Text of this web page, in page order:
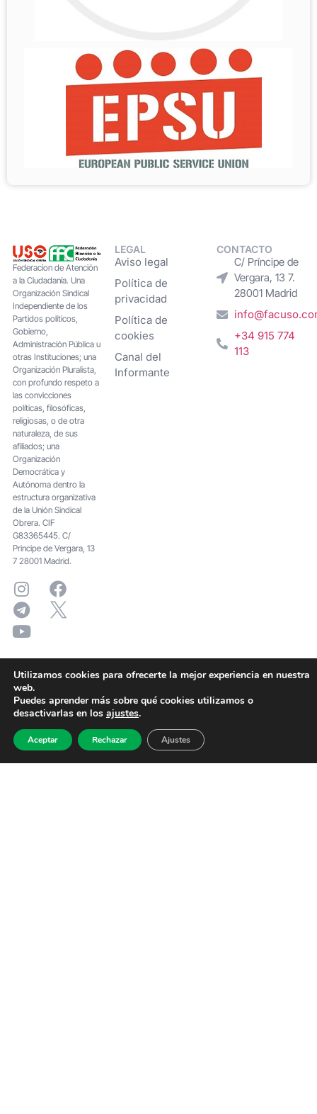
Federacion de Atención
a la Ciudadanía. Una
Organización Sindical
Independiente de los
Partidos políticos,
Gobierno,
Administración Pública u
otras Instituciones; una
Organización Pluralista,
con profundo respeto a
las convicciones
políticas, filosóficas,
religiosas, o de otra
naturaleza, de sus
afiliados; una
Organización
Democrática y
Autónoma dentro la
estructura organizativa
de la Unión Sindical
Obrera. CIF
G83365445. C/
Principe de Vergara, 13
7 28001 Madrid.
LEGAL
Aviso legal
Política de
privacidad
Política de
cookies
Canal del
Informante
CONTACTO
C/ Príncipe de
Vergara, 13 7.
28001 Madrid
+34 915 774
113
Utilizamos cookies para ofrecerte la mejor experiencia en nuestra
web.
Puedes aprender más sobre qué cookies utilizamos o
desactivarlas en los ajustes.
Aceptar Rechazar Ajustes